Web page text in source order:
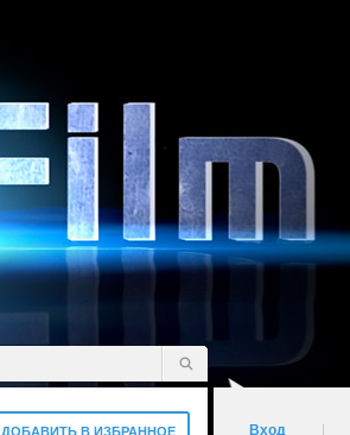
ДОБАВИТЬ В ИЗБРАННОЕ Вход